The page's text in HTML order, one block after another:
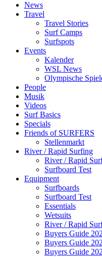
News
Travel
Travel Stories
Surf Camps
Surfspots
Events
Kalender
WSL News
Olympische
People
Musik
Videos
Surf Basics
Specials
Friends of SURFERS
Stellenmarkt
River / Rapid Surfing
River / Rapid
Surfboard Test
Equipment
Surfboards
Surfboard Test
Essentials
Wetsuits
River / Rapid
Buyers Guide
Buyers Guide
Buyers Guide